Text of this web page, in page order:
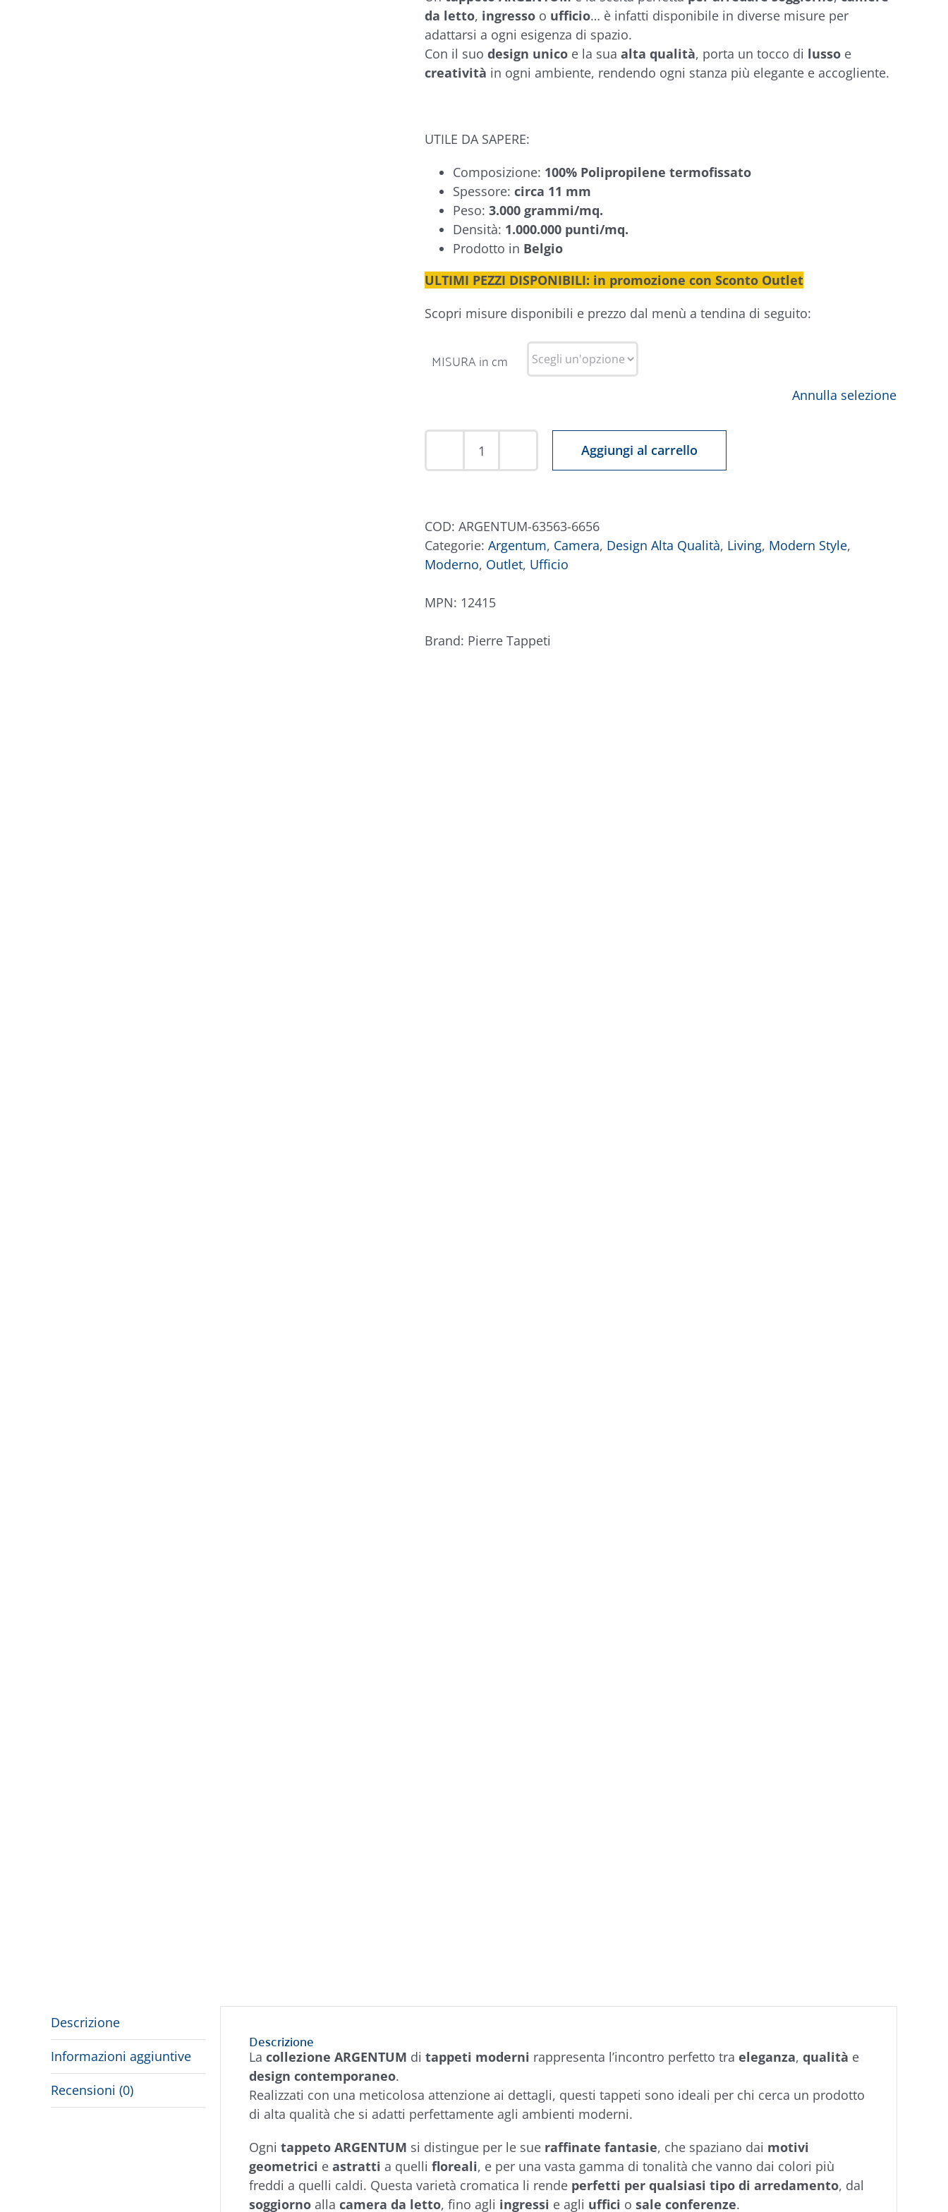
da letto, ingresso o ufficio… è infatti disponibile in diverse misure per
adattarsi a ogni esigenza di spazio.
Con il suo design unico e la sua alta qualità, porta un tocco di lusso e
creatività in ogni ambiente, rendendo ogni stanza più elegante e accogliente.
UTILE DA SAPERE:
Composizione: 100% Polipropilene termofissato
Spessore: circa 11 mm
Peso: 3.000 grammi/mq.
Densità: 1.000.000 punti/mq.
Prodotto in Belgio
ULTIMI PEZZI DISPONIBILI: in promozione con Sconto Outlet
Scopri misure disponibili e prezzo dal menù a tendina di seguito:
MISURA in cm
Annulla selezione
Tappeto
quantità
Aggiungi al carrello
COD: ARGENTUM-63563-6656
Categorie: Argentum, Camera, Design Alta Qualità, Living, Modern Style,
Moderno, Outlet, Ufficio
MPN: 12415
Brand: Pierre Tappeti
Descrizione
Informazioni aggiuntive
Recensioni (0)
Descrizione
La collezione ARGENTUM di tappeti moderni rappresenta l’incontro perfetto tra eleganza, qualità e
design contemporaneo.
Realizzati con una meticolosa attenzione ai dettagli, questi tappeti sono ideali per chi cerca un prodotto
di alta qualità che si adatti perfettamente agli ambienti moderni.
Ogni tappeto ARGENTUM si distingue per le sue raffinate fantasie, che spaziano dai motivi
geometrici e astratti a quelli floreali, e per una vasta gamma di tonalità che vanno dai colori più
freddi a quelli caldi. Questa varietà cromatica li rende perfetti per qualsiasi tipo di arredamento, dal
soggiornoalla camera da letto, fino agli ingressi e agli uffici o sale conferenze.